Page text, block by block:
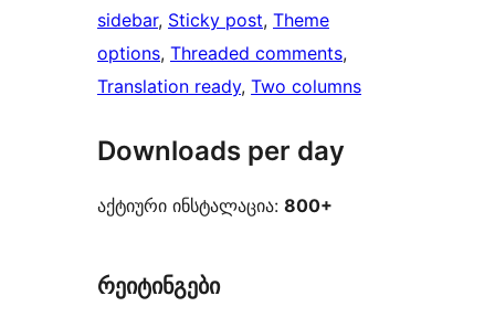
sidebar, Sticky post, Theme
options, Threaded comments
Translation ready, Two columns
Downloads per day
აქტიური ინსტალაცია: 800+
რეიტინგები